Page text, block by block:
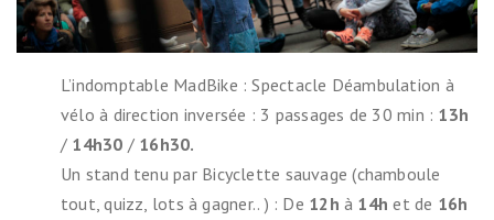
L’indomptable MadBike : Spectacle Déambulation à
vélo à direction inversée : 3 passages de 30 min : 13h
/ 14h30 / 16h30.
Un stand tenu par Bicyclette sauvage (chamboule
tout, quizz, lots à gagner.. ) : De 12h à 14h et de 16h